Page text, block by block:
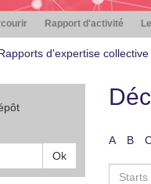
Rapport d'activité
d'expertise collective
Ok
A B